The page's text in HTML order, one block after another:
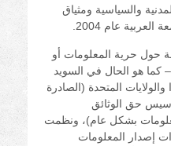
والسياسية ومثياق
عام 2004.
حول حرية المعلومات أو
هو الحال في السويد
والولايات المتحدة (الصادرة
تأسيس حق الوثائق
بشكل عام)، ونظمت
إصدار المعلومات